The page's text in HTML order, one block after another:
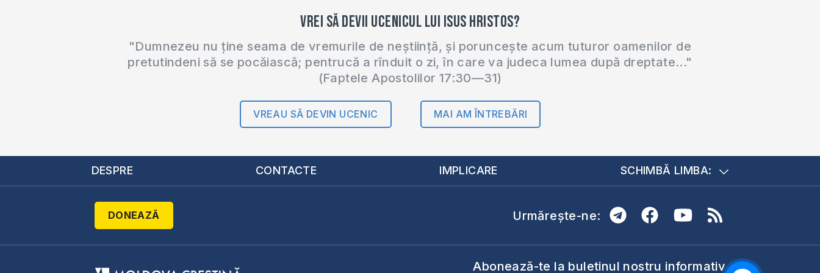
Vrei să devii ucenicul lui Isus Hristos?
"Dumnezeu nu ține seama de vremurile de neștiință, și poruncește acum tuturor oamenilor de
pretutindeni să se pocăiască; pentrucă a rînduit o zi, în care va judeca lumea după dreptate..."
(Faptele Apostolilor 17:30—31)
VREAU SĂ DEVIN UCENIC MAI AM ÎNTREBĂRI
DESPRE CONTACTE IMPLICARE SCHIMBĂ LIMBA:
DONEAZĂ Urmărește-ne:
Abonează-te la buletinul nostru informativ